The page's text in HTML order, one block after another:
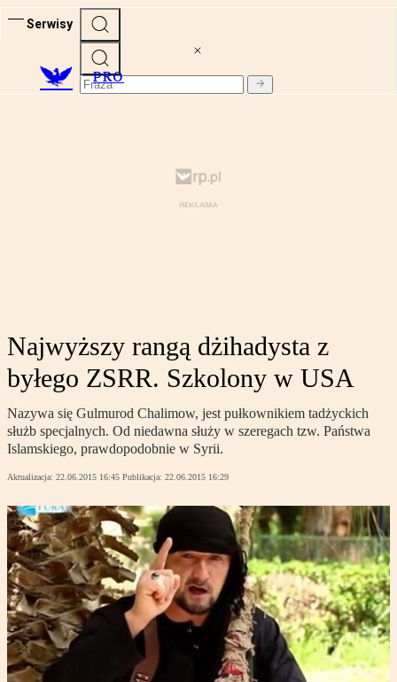
Serwisy
PRO
Najwyższy rangą dżihadysta z
byłego ZSRR. Szkolony w USA
Nazywa się Gulmurod Chalimow, jest pułkownikiem tadżyckich
służb specjalnych. Od niedawna służy w szeregach tzw. Państwa
Islamskiego, prawdopodobnie w Syrii.
Aktualizacja: 22.06.2015 16:45 Publikacja: 22.06.2015 16:29